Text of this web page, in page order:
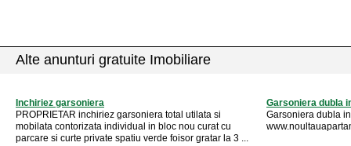
Alte anunturi gratuite Imobiliare
Inchiriez garsoniera
PROPRIETAR inchiriez garsoniera total utilata si
mobilata contorizata individual in bloc nou curat cu
parcare si curte private spatiu verde foisor gratar la 3 ...
Garsoniera dubla
Garsoniera dubla